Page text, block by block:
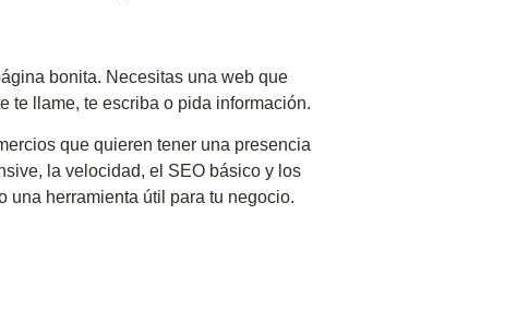
bonita. Necesitas una web que
te llame, te escriba o pida información.
que quieren tener una presencia
la velocidad, el SEO básico y los
una herramienta útil para tu negocio.